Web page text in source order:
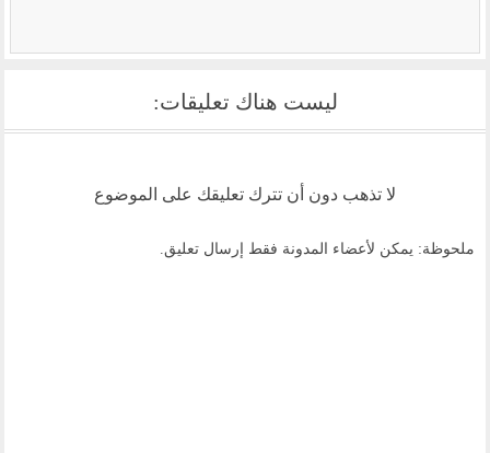
ليست هناك تعليقات:
لا تذهب دون أن تترك تعليقك على الموضوع
ملحوظة: يمكن لأعضاء المدونة فقط إرسال تعليق.